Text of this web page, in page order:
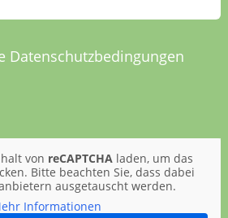
Datenschutzbedingungen
von reCAPTCHA laden, um das
Bitte beachten Sie, dass dabei
ausgetauscht werden.
Informationen